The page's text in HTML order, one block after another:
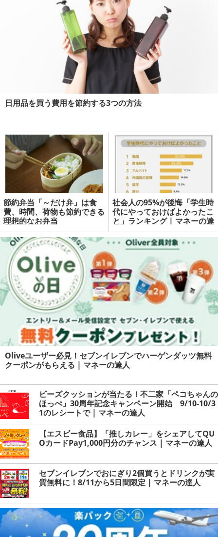
日用品を買う費用を節約する3つの方法
節約弁当「～だけ弁」は食
費、時間、荷物も節約できる
理想的なお弁当
社会人の95%が後悔「学生時
代にやっておけばよかったこ
と」ランキング | マネーの達
人
Oliveユーザー必見！セブンイレブンでハーゲンダッツ無料
クーポンがもらえる | マネーの達人
ビーズクッションが当たる！不二家「ペコちゃんの
ほっぺ」30周年記念キャンペーン開始 9/10-10/3
1のレシートで | マネーの達人
【エスビー食品】「推しカレー」をシェアしてQU
OカードPay1,000円分のチャンス | マネーの達人
セブンイレブンでおにぎり2個買うとドリンクが実
質無料に！8/11から5日間限定 | マネーの達人